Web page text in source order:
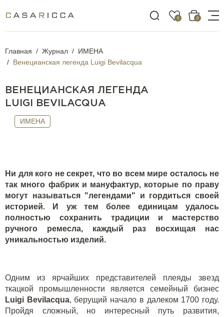
0 0
Главная Журнал
ИМЕНА
Венецианская легенда Luigi Bevilacqua
ВЕНЕЦИАНСКАЯ ЛЕГЕНДА
LUIGI BEVILACQUA
ИМЕНА
Ни для кого не секрет, что во всем мире осталось не
так много фабрик и мануфактур, которые по праву
могут называться "легендами" и гордиться своей
историей. И уж тем более единицам удалось
полностью сохранить традиции и мастерство
ручного ремесла, каждый раз восхищая нас
уникальностью изделий.
Одним из ярчайших представителей плеяды звезд
ткацкой промышленности является семейный бизнес
Luigi Bevilacqua, берущий начало в далеком 1700 году.
Пройдя сложный, но интересный путь развития,